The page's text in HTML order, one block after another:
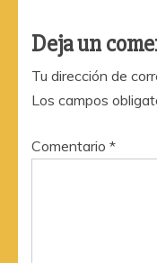
Deja un
Tu dirección de
Los campos
Comentario *